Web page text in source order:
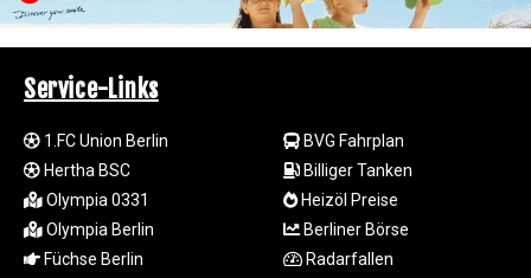
KHR
KWD 0.356853
KYD 0.960588
KZT 540.233287
LAK
26025.676609
Service-Links
1.FC Union Berlin
Hertha BSC
Olympia 0331
Olympia Berlin
Füchse Berlin
BVG Fahrplan
Billiger Tanken
Heizöl Preise
Berliner Börse
Radarfallen